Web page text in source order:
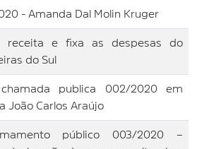
- Amanda Dal Molin Kruger
receita e fixa as despesas do
do Sul
publica 002/2020 em
João Carlos Araújo
público 003/2020 –